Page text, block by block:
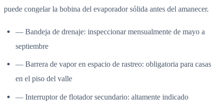
puede congelar la bobina del evaporador sólida antes del amanecer.
— Bandeja de drenaje: inspeccionar mensualmente de mayo a
septiembre
— Barrera de vapor en espacio de rastreo: obligatoria para casas
en el piso del valle
— Interruptor de flotador secundario: altamente indicado